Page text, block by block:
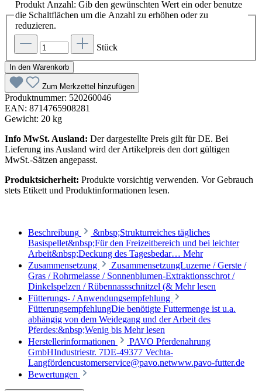
Produkt Anzahl: Gib den gewünschten Wert ein oder benutze
die Schaltflächen um die Anzahl zu erhöhen oder zu
reduzieren.
Stück
In den Warenkorb
Zum Merkzettel hinzufügen
Produktnummer: 520260046
EAN: 8714765908281
Gewicht: 20 kg
Info MwSt. Ausland: Der dargestellte Preis gilt für DE. Bei
Lieferung ins Ausland wird der Artikelpreis den dort gültigen
MwSt.-Sätzen angepasst.
Produktsicherheit: Produkte vorsichtig verwenden. Vor Gebrauch
stets Etikett und Produktinformationen lesen.
Beschreibung
&nbsp;Strukturreiches tägliches
Basispellet&nbsp;Für den Freizeitbereich und bei leichter
Arbeit&nbsp;Deckung des Tagesbedar… Mehr
Zusammensetzung
ZusammensetzungLuzerne / Gerste /
Gras / Rohrmelasse / Sonnenblumen-Extraktionsschrot /
Dinkelspelzen / Rübennassschnitzel (& Mehr lesen
Fütterungs- / Anwendungsempfehlung
FütterungsempfehlungDie benötigte Futtermenge ist u.a.
abhängig von dem Weidegang und der Arbeit des
Pferdes:&nbsp;Wenig bis Mehr lesen
Herstellerinformationen
PAVO Pferdenahrung
GmbHIndustriestr. 7DE-49377 Vechta-
Langfördencustomerservice@pavo.netwww.pavo-futter.de
Bewertungen